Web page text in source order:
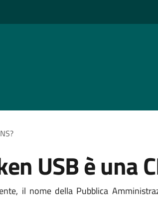
USB è una
il nome della Pubblica